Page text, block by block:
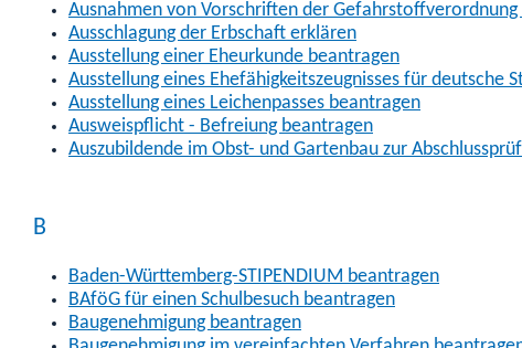
Ausnahmen von Vorschriften der
Ausschlagung der Erbschaft erklären
Ausstellung einer Eheurkunde beantragen
Ausstellung eines Ehefähigkeitszeugnisses für deutsche
Ausstellung eines Leichenpasses beantragen
Ausweispflicht - Befreiung beantragen
Auszubildende im Obst- und Gartenbau zur
B
Baden-Württemberg-STIPENDIUM beantragen
BAföG für einen Schulbesuch beantragen
Baugenehmigung beantragen